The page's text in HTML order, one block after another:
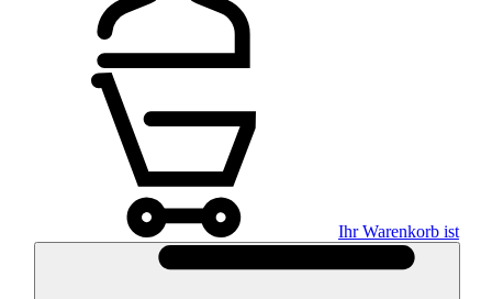
Ihr Warenkorb ist